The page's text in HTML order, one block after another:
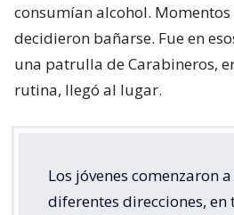
consumían alcohol.
decidieron bañarse. Fue en
una patrulla de Carabineros,
rutina, llegó al lugar.
Los jóvenes comenzaron
diferentes direcciones, en